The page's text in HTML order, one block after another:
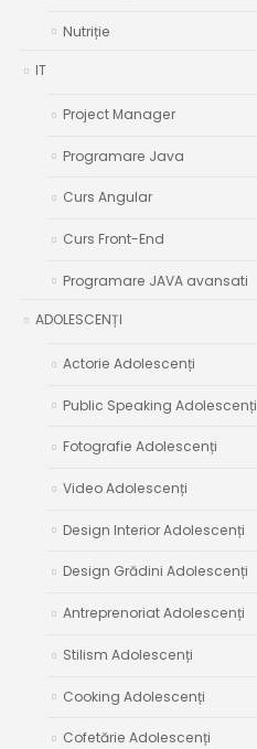
Nutriție
IT
Project Manager
Programare Java
Curs Angular
Curs Front-End
Programare JAVA avansati
ADOLESCENȚI
Actorie Adolescenți
Public Speaking Adolescenți
Fotografie Adolescenți
Video Adolescenți
Design Interior Adolescenți
Design Grădini Adolescenți
Antreprenoriat Adolescenți
Stilism Adolescenți
Cooking Adolescenți
Cofetărie Adolescenți